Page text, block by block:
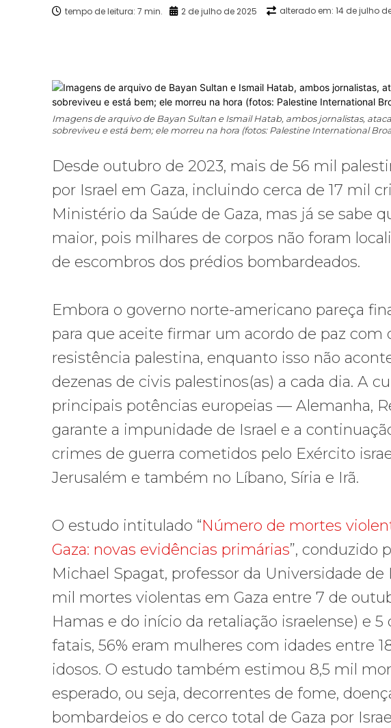
tempo de leitura: 7 min. 2 de julho de 2025 alterado em: 14 de julho
Imagens de arquivo de Bayan Sultan e Ismail Hatab, ambos jornalistas,
sobreviveu e está bem; ele morreu na hora (fotos: Palestine International
Desde outubro de 2023, mais de 56 mil
por Israel em Gaza, incluindo cerca de 17 mil
Ministério da Saúde de Gaza, mas já se sabe
maior, pois milhares de corpos não foram
de escombros dos prédios bombardeados.
Embora o governo norte-americano pareça
para que aceite firmar um acordo de paz com
resistência palestina, enquanto isso não
dezenas de civis palestinos(as) a cada dia. A
principais potências europeias — Alemanha,
garante a impunidade de Israel e a
crimes de guerra cometidos pelo Exército
Jerusalém e também no Líbano, Síria e Irã.
O estudo intitulado “Número de mortes
Gaza: novas evidências primárias”, conduzido
Michael Spagat, professor da Universidade
mil mortes violentas em Gaza entre 7 de
Hamas e do início da retaliação israelense) e
fatais, 56% eram mulheres com idades entre
idosos. O estudo também estimou 8,5 mil
esperado, ou seja, decorrentes de fome,
bombardeios e do cerco total de Gaza por